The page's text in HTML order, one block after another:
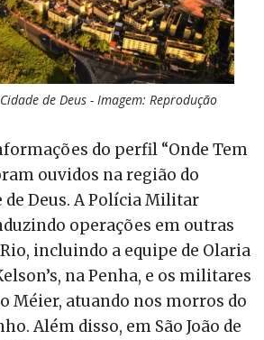
de Deus - Imagem: Reprodução
do perfil “Onde Tem
ouvidos na região do
de Deus. A Polícia Militar
operações em outras
incluindo a equipe de Olaria
na Penha, e os militares
Méier, atuando nos morros do
Além disso, em São João de